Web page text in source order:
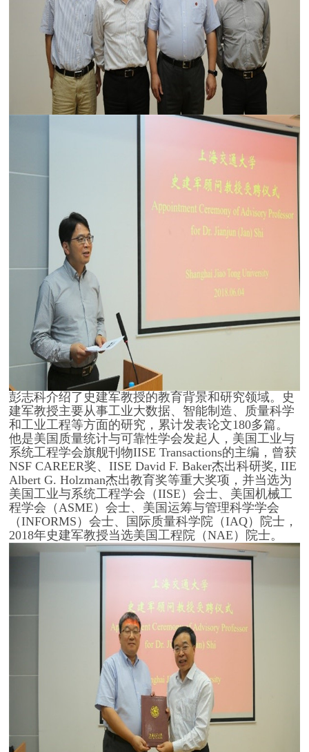
彭志科介绍了史建军教授的教育背景和研究领域。史
建军教授主要从事工业大数据、智能制造、质量科学
和工业工程等方面的研究，累计发表论文180多篇。
他是美国质量统计与可靠性学会发起人，美国工业与
系统工程学会旗舰刊物IISE Transactions的主编，曾获
NSF CAREER奖、IISE David F. Baker杰出科研奖, IIE
Albert G. Holzman杰出教育奖等重大奖项，并当选为
美国工业与系统工程学会（IISE）会士、美国机械工
程学会（ASME）会士、美国运筹与管理科学学会
（INFORMS）会士、国际质量科学院（IAQ）院士，
2018年史建军教授当选美国工程院（NAE）院士。